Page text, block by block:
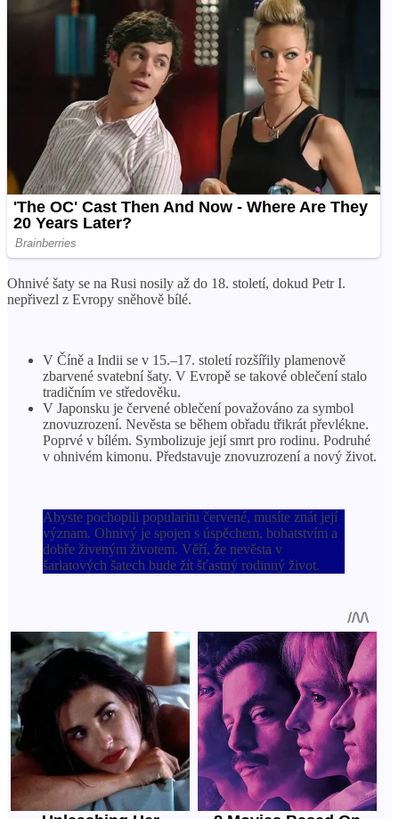
Ohnivé šaty se na Rusi nosily až do 18. století, dokud Petr I.
nepřivezl z Evropy sněhově bílé.
V Číně a Indii se v 15.–17. století rozšířily plamenově
zbarvené svatební šaty. V Evropě se takové oblečení stalo
tradičním ve středověku.
V Japonsku je červené oblečení považováno za symbol
znovuzrození. Nevěsta se během obřadu třikrát převlékne.
Poprvé v bílém. Symbolizuje její smrt pro rodinu. Podruhé
v ohnivém kimonu. Představuje znovuzrození a nový život.
Abyste pochopili popularitu červené, musíte znát její
význam. Ohnivý je spojen s úspěchem, bohatstvím a
dobře živeným životem. Věří, že nevěsta v
šarlatových šatech bude žít šťastný rodinný život.